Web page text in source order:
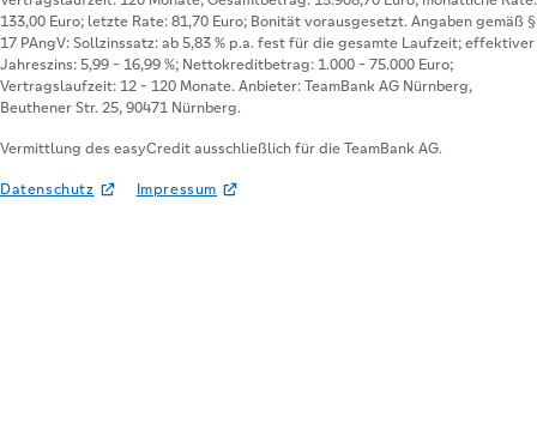
Vermittlung des easyCredit ausschließlich für die TeamBank AG.
Datenschutz Impressum